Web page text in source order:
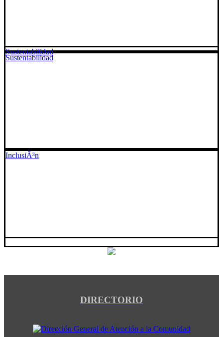
Sustentabilidad
InclusiÃ³n
Sustentabilidad
DIRECTORIO